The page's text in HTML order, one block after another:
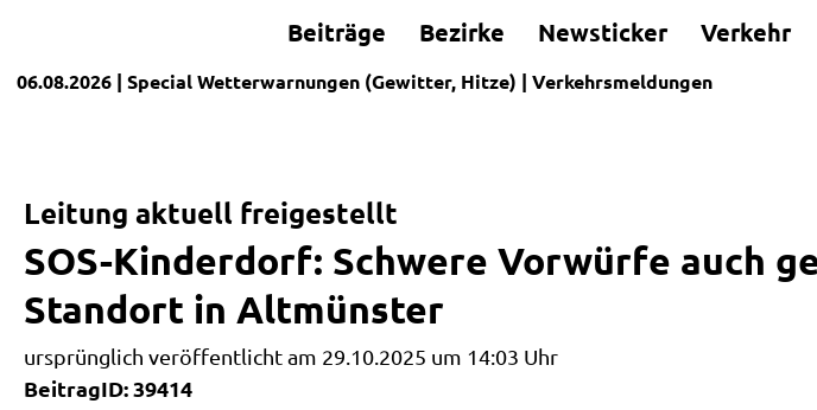
Beiträge Bezirke Newsticker Verkehr
06.08.2026 | SpecialWetterwarnungen (Gewitter, Hitze) | Verkehrsmeldungen
Leitung aktuell freigestellt
SOS-Kinderdorf: Schwere Vorwürfe auch
Standort in Altmünster
ursprünglich veröffentlicht am 29.10.2025 um 14:03 Uhr
BeitragID: 39414